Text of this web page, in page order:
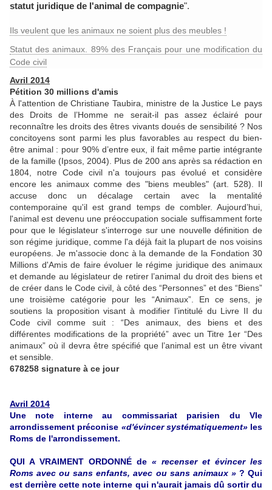
statut juridique de l'animal de compagnie".
Ils veulent que les animaux ne soient plus des meubles !
Statut des animaux. 89% des Français pour une modification du
Code civil
Avril 2014
Pétition 30 millions d'amis
À l'attention de Christiane Taubira, ministre de la Justice Le pays
des Droits de l’Homme ne serait-il pas assez éclairé pour
reconnaître les droits des êtres vivants doués de sensibilité ? Nos
concitoyens sont parmi les plus favorables au respect du bien-
être animal : pour 90% d’entre eux, il fait même partie intégrante
de la famille (Ipsos, 2004). Plus de 200 ans après sa rédaction en
1804, notre Code civil n'a toujours pas évolué et considère
encore les animaux comme des "biens meubles" (art. 528). Il
accuse donc un décalage certain avec la mentalité
contemporaine qu'il est grand temps de combler. Aujourd’hui,
l'animal est devenu une préoccupation sociale suffisamment forte
pour que le législateur s'interroge sur une nouvelle définition de
son régime juridique, comme l'a déjà fait la plupart de nos voisins
européens. Je m'associe donc à la demande de la Fondation 30
Millions d'Amis de faire évoluer le régime juridique des animaux
et demande au législateur de retirer l’animal du droit des biens et
de créer dans le Code civil, à côté des “Personnes” et des “Biens”
une troisième catégorie pour les “Animaux”. En ce sens, je
soutiens la proposition visant à modifier l’intitulé du Livre II du
Code civil comme suit : “Des animaux, des biens et des
différentes modifications de la propriété” avec un Titre 1er “Des
animaux” où il devra être spécifié que l’animal est un être vivant
et sensible.
678258 signature à ce jour
Avril 2014
Une note interne au commissariat parisien du VIe
arrondissement préconise «d'évincer systématiquement»les
Roms de l'arrondissement.
QUI A VRAIMENT ORDONNÉ de « recenser et évincer les
Roms avec ou sans enfants, avec ou sans animaux »? Qui
est derrière cette note interne qui n'aurait jamais dû sortir du